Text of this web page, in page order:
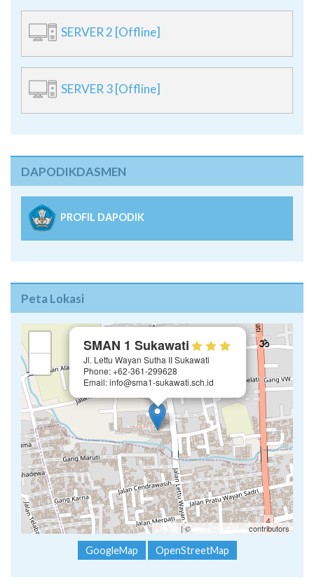
SERVER 2 [Offline]
SERVER 3 [Offline]
DAPODIKDASMEN
PROFIL DAPODIK
Peta Lokasi
SMAN 1 Sukawati
Jl. Lettu Wayan Sutha II Sukawati
Phone: +62-361-299628
Email: info@sma1-sukawati.sch.id
Leaflet | ©OpenStreetMap contributors
GoogleMap OpenStreetMap